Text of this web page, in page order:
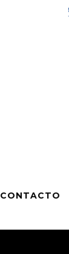
CONTACTO